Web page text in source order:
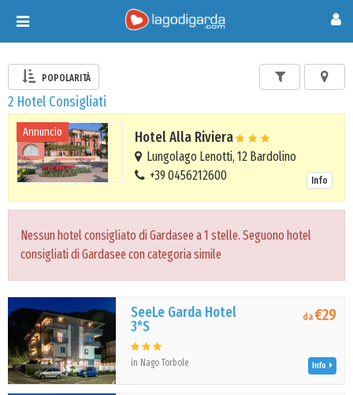
Toggle
navigation
POPOLARITÀ
2 Hotel Consigliati
Annuncio Hotel Alla Riviera
Lungolago Lenotti, 12 Bardolino
+39 0456212600
Info
Nessun hotel consigliato di Gardasee a 1 stelle. Seguono hotel
consigliati di Gardasee con categoria simile
SeeLe Garda Hotel
3*S
in Nago Torbole
da€29
Info